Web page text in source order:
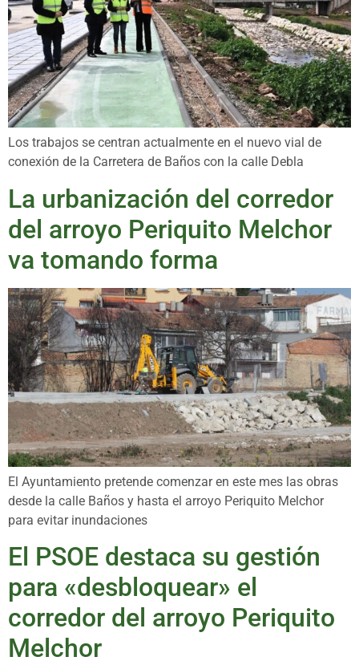
Los trabajos se centran actualmente en el nuevo vial de
conexión de la Carretera de Baños con la calle Debla
La urbanización del corredor
del arroyo Periquito Melchor
va tomando forma
El Ayuntamiento pretende comenzar en este mes las obras
desde la calle Baños y hasta el arroyo Periquito Melchor
para evitar inundaciones
El PSOE destaca su gestión
para «desbloquear» el
corredor del arroyo Periquito
Melchor